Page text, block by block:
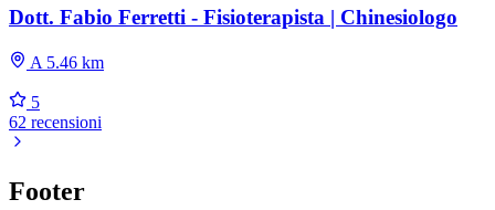
Dott. Fabio Ferretti - Fisioterapista | Chinesiologo
A 5.46 km
5
62 recensioni
Footer